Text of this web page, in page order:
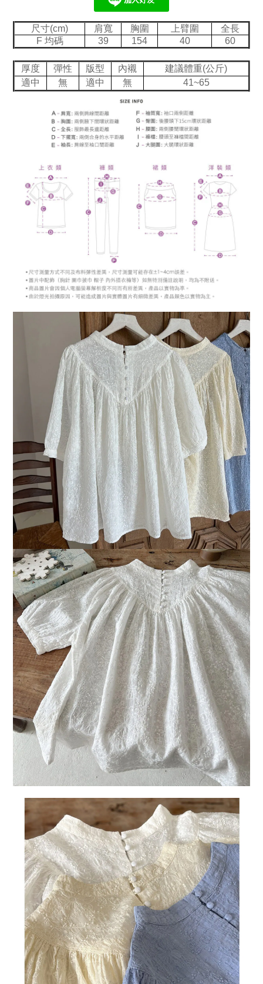
尺寸(cm) 肩寬 胸圍 上臂圍
全長
F 均碼
39 154 40 60
厚度 彈性 版型 內襯
建議體重(公斤)
適中
無 適中 無 41~65